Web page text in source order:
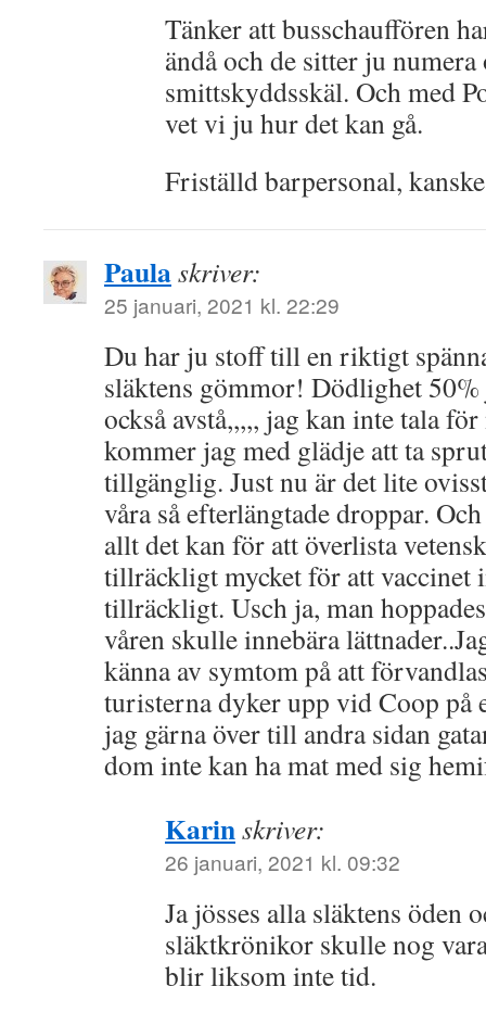
Tänker att busschauffören
ändå och de sitter ju
smittskyddsskäl. Och med
vet vi ju hur det kan gå.
Friställd barpersonal,
Paulaskriver:
25 januari, 2021 kl. 22:29
Du har ju stoff till en riktigt
släktens gömmor! Dödlighet
också avstå,,,,, jag kan inte tala
kommer jag med glädje att ta
tillgänglig. Just nu är det lite
våra så efterlängtade droppar.
allt det kan för att överlista
tillräckligt mycket för att vaccinet
tillräckligt. Usch ja, man
våren skulle innebära
känna av symtom på att
turisterna dyker upp vid Coop på
jag gärna över till andra sidan
dom inte kan ha mat med sig
Karinskriver:
26 januari, 2021 kl. 09:32
Ja jösses alla släktens
släktkrönikor skulle nog
blir liksom inte tid.